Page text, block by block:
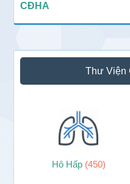
CĐHA
Thư Viện
Hô Hấp (450)